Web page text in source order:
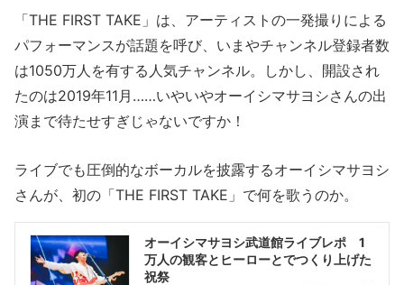
「THE FIRST TAKE」は、アーティストの一発撮りによる
パフォーマンスが話題を呼び、いまやチャンネル登録者数
は1050万人を有する人気チャンネル。しかし、開設され
たのは2019年11月……いやいやオーイシマサヨシさんの出
演まで待たせすぎじゃないですか！
ライブでも圧倒的なボーカルを披露するオーイシマサヨシ
さんが、初の「THE FIRST TAKE」で何を歌うのか。
オーイシマサヨシ武道館ライブレポ 1
万人の観客とヒーローとでつくり上げた
祝祭